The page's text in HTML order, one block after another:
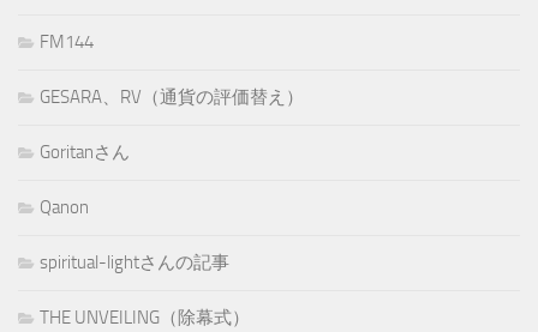
FM144
GESARA、RV（通貨の評価替え）
Goritanさん
Qanon
spiritual-lightさんの記事
THE UNVEILING（除幕式）